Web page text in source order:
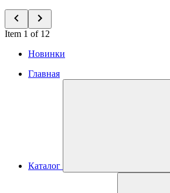
Item 1 of 12
Новинки
Главная
Каталог